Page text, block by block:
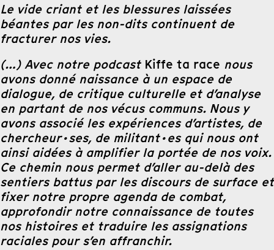
Le vide criant et les blessures laissées
béantes par les non-dits continuent de
fracturer nos vies.
(…) Avec notre podcast Kiffe ta race nous
avons donné naissance à un espace de
dialogue, de critique culturelle et d’analyse
en partant de nos vécus communs. Nous y
avons associé les expériences d’artistes, de
chercheur·ses, de militant·es qui nous ont
ainsi aidées à amplifier la portée de nos voix.
Ce chemin nous permet d’aller au-delà des
sentiers battus par les discours de surface et
fixer notre propre agenda de combat,
approfondir notre connaissance de toutes
nos histoires et traduire les assignations
raciales pour s’en affranchir.